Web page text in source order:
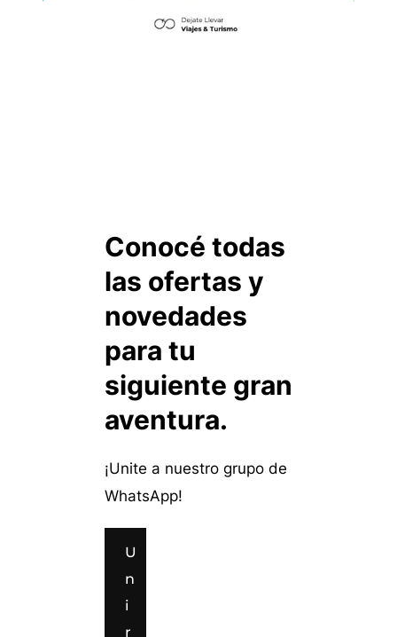
Conocé todas
las ofertas y
novedades
para tu
siguiente gran
aventura.
¡Unite a nuestro grupo de
WhatsApp!
U
n
i
r